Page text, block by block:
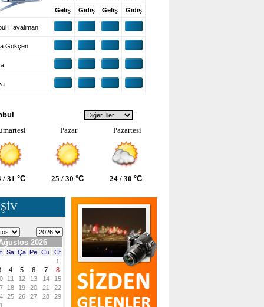
Geliş Gidiş Geliş Gidiş
Havalimanı
Gökçen
Pazar Pazartesi
/ 31 °C 25 / 30 °C 24 / 30 °C